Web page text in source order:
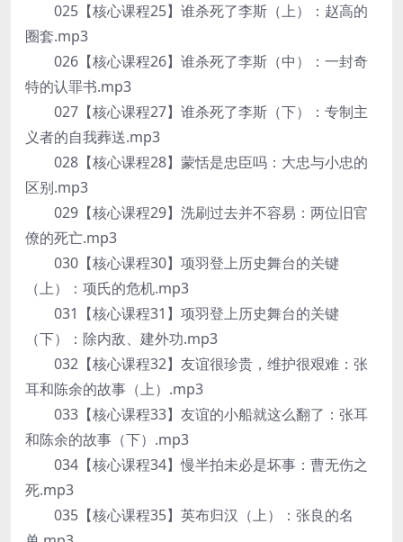
025【核心课程25】谁杀死了李斯（上）：赵高的
圈套.mp3
026【核心课程26】谁杀死了李斯（中）：一封奇
特的认罪书.mp3
027【核心课程27】谁杀死了李斯（下）：专制主
义者的自我葬送.mp3
028【核心课程28】蒙恬是忠臣吗：大忠与小忠的
区别.mp3
029【核心课程29】洗刷过去并不容易：两位旧官
僚的死亡.mp3
030【核心课程30】项羽登上历史舞台的关键
（上）：项氏的危机.mp3
031【核心课程31】项羽登上历史舞台的关键
（下）：除内敌、建外功.mp3
032【核心课程32】友谊很珍贵，维护很艰难：张
耳和陈余的故事（上）.mp3
033【核心课程33】友谊的小船就这么翻了：张耳
和陈余的故事（下）.mp3
034【核心课程34】慢半拍未必是坏事：曹无伤之
死.mp3
035【核心课程35】英布归汉（上）：张良的名